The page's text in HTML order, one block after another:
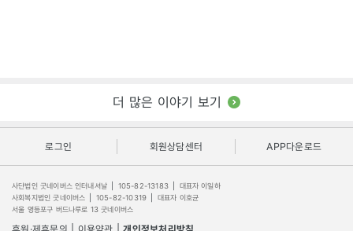
더 많은 이야기 보기
로그인 회원상담센터 APP다운로드
사단법인 굿네이버스 인터내셔날 105-82-13183
대표자 이일하
사회복지법인 굿네이버스
105-82-10319
대표자 이호균
서울 영등포구 버드나루로 13 굿네이버스